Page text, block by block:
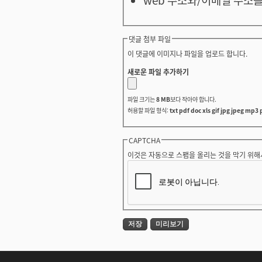
댓글 첨부 파일
이 댓글에 이미지나 파일을 업로드 합니다.
새로운 파일 추가하기
파일 크기는8 MB보다 작아야 합니다.
허용할 파일 형식: txt pdf doc xls gif jpg jpeg mp3
CAPTCHA
이것은 자동으로 스팸을 올리는 것을 막기 위